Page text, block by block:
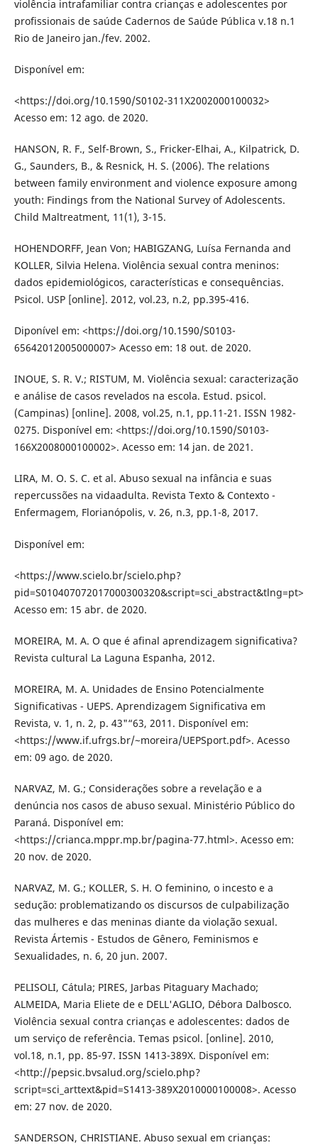
violência intrafamiliar contra crianças e adolescentes por
profissionais de saúde Cadernos de Saúde Pública v.18 n.1
Rio de Janeiro jan./fev. 2002.
Disponível em:
<https://doi.org/10.1590/S0102-311X2002000100032>
Acesso em: 12 ago. de 2020.
HANSON, R. F., Self-Brown, S., Fricker-Elhai, A., Kilpatrick, D.
G., Saunders, B., & Resnick, H. S. (2006). The relations
between family environment and violence exposure among
youth: Findings from the National Survey of Adolescents.
Child Maltreatment, 11(1), 3-15.
HOHENDORFF, Jean Von; HABIGZANG, Luísa Fernanda and
KOLLER, Silvia Helena. Violência sexual contra meninos:
dados epidemiológicos, características e consequências.
Psicol. USP [online]. 2012, vol.23, n.2, pp.395-416.
Diponível em: <https://doi.org/10.1590/S0103-
65642012005000007> Acesso em: 18 out. de 2020.
INOUE, S. R. V.; RISTUM, M. Violência sexual: caracterização
e análise de casos revelados na escola. Estud. psicol.
(Campinas) [online]. 2008, vol.25, n.1, pp.11-21. ISSN 1982-
0275. Disponível em: <https://doi.org/10.1590/S0103-
166X2008000100002>. Acesso em: 14 jan. de 2021.
LIRA, M. O. S. C. et al. Abuso sexual na infância e suas
repercussões na vidaadulta. Revista Texto & Contexto -
Enfermagem, Florianópolis, v. 26, n.3, pp.1-8, 2017.
Disponível em:
<https://www.scielo.br/scielo.php?
pid=S010407072017000300320&script=sci_abstract&tlng=pt>
Acesso em: 15 abr. de 2020.
MOREIRA, M. A. O que é afinal aprendizagem significativa?
Revista cultural La Laguna Espanha, 2012.
MOREIRA, M. A. Unidades de Ensino Potencialmente
Significativas - UEPS. Aprendizagem Significativa em
Revista, v. 1, n. 2, p. 43"“63, 2011. Disponível em:
<https://www.if.ufrgs.br/~moreira/UEPSport.pdf>. Acesso
em: 09 ago. de 2020.
NARVAZ, M. G.; Considerações sobre a revelação e a
denúncia nos casos de abuso sexual. Ministério Público do
Paraná. Disponível em:
<https://crianca.mppr.mp.br/pagina-77.html>. Acesso em:
20 nov. de 2020.
NARVAZ, M. G.; KOLLER, S. H. O feminino, o incesto e a
sedução: problematizando os discursos de culpabilização
das mulheres e das meninas diante da violação sexual.
Revista Ártemis - Estudos de Gênero, Feminismos e
Sexualidades, n. 6, 20 jun. 2007.
PELISOLI, Cátula; PIRES, Jarbas Pitaguary Machado;
ALMEIDA, Maria Eliete de e DELL'AGLIO, Débora Dalbosco.
Violência sexual contra crianças e adolescentes: dados de
um serviço de referência. Temas psicol. [online]. 2010,
vol.18, n.1, pp. 85-97. ISSN 1413-389X. Disponível em:
<http://pepsic.bvsalud.org/scielo.php?
script=sci_arttext&pid=S1413-389X2010000100008>. Acesso
em: 27 nov. de 2020.
SANDERSON, CHRISTIANE. Abuso sexual em crianças: